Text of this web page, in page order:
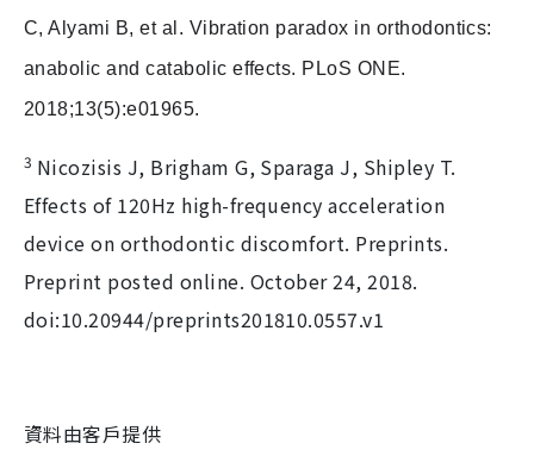
C, Alyami B, et al. Vibration paradox in orthodontics:
anabolic and catabolic effects. PLoS ONE.
2018;13(5):e01965.
3 Nicozisis J, Brigham G, Sparaga J, Shipley T.
Effects of 120Hz high-frequency acceleration
device on orthodontic discomfort. Preprints.
Preprint posted online. October 24, 2018.
doi:10.20944/preprints201810.0557.v1
資料由客戶提供